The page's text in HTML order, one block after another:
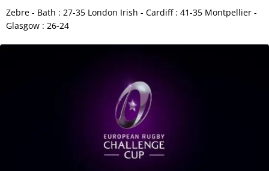
Zebre - Bath : 27-35 London Irish - Cardiff : 41-35 Montpellier -
Glasgow : 26-24